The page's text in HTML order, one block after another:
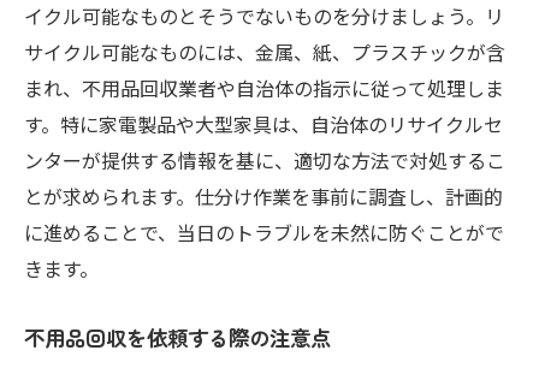
回収サービスを利用する際の注意点
不用品回収に関するよくある質問
不用品回収で快適な生活空間を実現する方法
不用品整理で生まれるスペースの活用法
生活空間を快適にするための収納術
不用品処分後の清掃とメンテナンス
不用品回収後の持続可能な生活の実践
イクル可能なものとそうでないものを分けましょう。リ
サイクル可能なものには、金属、紙、プラスチックが含
まれ、不用品回収業者や自治体の指示に従って処理しま
す。特に家電製品や大型家具は、自治体のリサイクルセ
ンターが提供する情報を基に、適切な方法で対処するこ
とが求められます。仕分け作業を事前に調査し、計画的
に進めることで、当日のトラブルを未然に防ぐことがで
きます。
不用品回収を依頼する際の注意点